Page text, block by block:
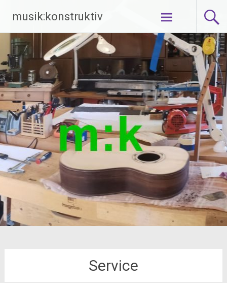
Inhalt
springen
musik:konstruktiv
Service